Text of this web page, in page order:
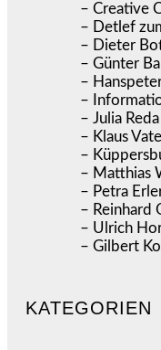
– Creative
– Detlef
– Dieter
– Günter
–
–
– Julia Reda
– Klaus
–
– Matthias
– Petra
– Reinhard
– Ulrich
– Gilbert
KATEGORIEN